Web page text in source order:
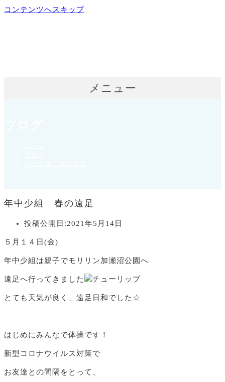
コンテンツへスキップ
メニュー
年中少組 春の遠足
投稿公開日:2021年5月14日
５月１４日(金)
年中少組は親子でモリリン加瀬沼公園へ
遠足へ行ってきました
とても天気が良く、遠足日和でした☆
はじめにみんなで体操です！
新型コロナウイルス対策で
お友達との間隔をとって、